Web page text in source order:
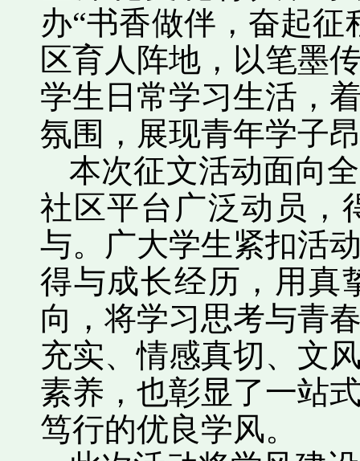
办“书香做伴，奋起
区育人阵地，以笔墨
学生日常学习生活，
氛围，展现青年学子
本次征文活动面向
社区平台广泛动员，
与。广大学生紧扣活
得与成长经历，用真
向，将学习思考与青
充实、情感真切、文
素养，也彰显了一站
笃行的优良学风。